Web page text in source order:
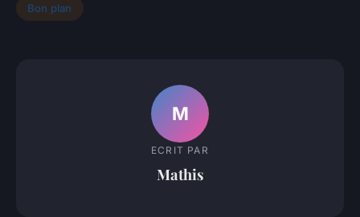
Bon plan
M
ECRIT PAR
Mathis